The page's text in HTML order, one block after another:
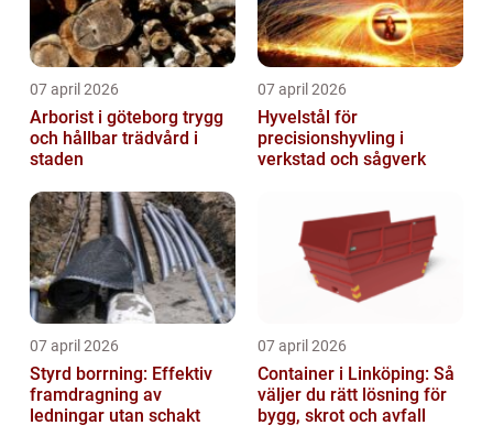
07 april 2026
Arborist i göteborg trygg
och hållbar trädvård i
staden
07 april 2026
Hyvelstål för
precisionshyvling i
verkstad och sågverk
07 april 2026
Styrd borrning: Effektiv
framdragning av
ledningar utan schakt
07 april 2026
Container i Linköping: Så
väljer du rätt lösning för
bygg, skrot och avfall